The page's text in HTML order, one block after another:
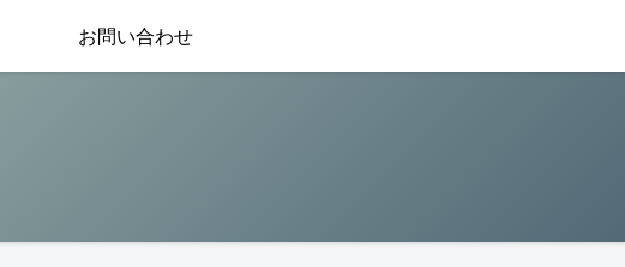
お問い合わせ